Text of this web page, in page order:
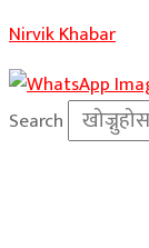
Nirvik Khabar
Search